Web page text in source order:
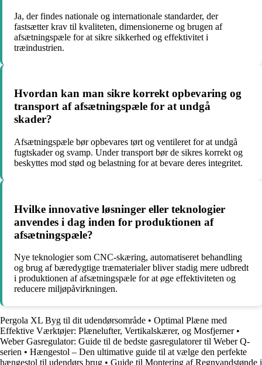
Ja, der findes nationale og internationale standarder, der
fastsætter krav til kvaliteten, dimensionerne og brugen af
afsætningspæle for at sikre sikkerhed og effektivitet i
træindustrien.
Hvordan kan man sikre korrekt opbevaring og
transport af afsætningspæle for at undgå
skader?
Afsætningspæle bør opbevares tørt og ventileret for at undgå
fugtskader og svamp. Under transport bør de sikres korrekt og
beskyttes mod stød og belastning for at bevare deres integritet.
Hvilke innovative løsninger eller teknologier
anvendes i dag inden for produktionen af
afsætningspæle?
Nye teknologier som CNC-skæring, automatiseret behandling
og brug af bæredygtige træmaterialer bliver stadig mere udbredt
i produktionen af afsætningspæle for at øge effektiviteten og
reducere miljøpåvirkningen.
Pergola XL Byg til dit udendørsområde • Optimal Plæne med
Effektive Værktøjer: Plænelufter, Vertikalskærer, og Mosfjerner•
Weber Gasregulator: Guide til de bedste gasregulatorer til Weber Q-
serien • Hængestol – Den ultimative guide til at vælge den perfekte
hængestol til udendørs brug • Guide til Montering af Regnvandstønde i